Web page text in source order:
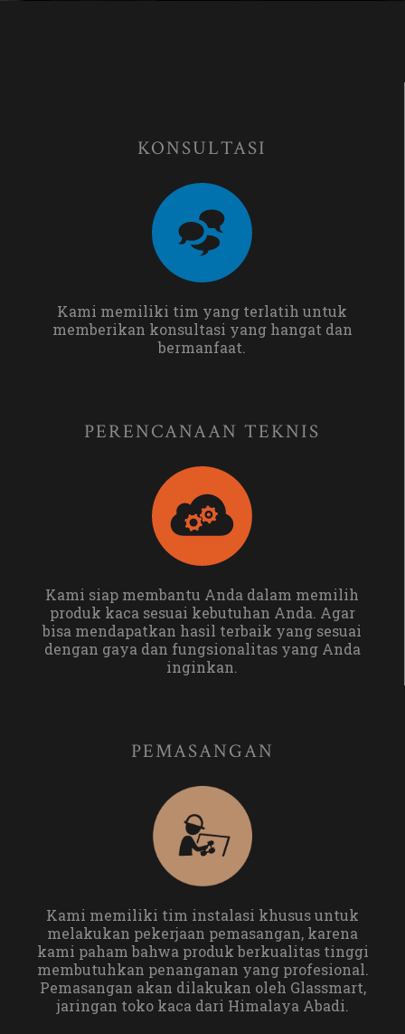
KONSULTASI
Kami memiliki tim yang terlatih untuk
memberikan konsultasi yang hangat dan
bermanfaat.
PERENCANAAN TEKNIS
Kami siap membantu Anda dalam memilih
produk kaca sesuai kebutuhan Anda. Agar
bisa mendapatkan hasil terbaik yang sesuai
dengan gaya dan fungsionalitas yang Anda
inginkan.
PEMASANGAN
Kami memiliki tim instalasi khusus untuk
melakukan pekerjaan pemasangan, karena
kami paham bahwa produk berkualitas tinggi
membutuhkan penanganan yang profesional.
Pemasangan akan dilakukan oleh Glassmart,
jaringan toko kaca dari Himalaya Abadi.